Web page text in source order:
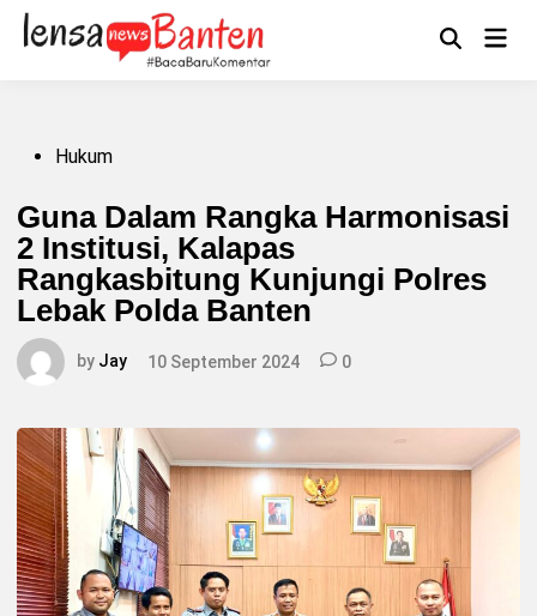
Skip
content
OpenMain
PostedHukum
Guna Dalam Rangka Harmonisasi
2 Institusi, Kalapas
Rangkasbitung Kunjungi Polres
Lebak Polda Banten
by Jay 10 September 2024 0